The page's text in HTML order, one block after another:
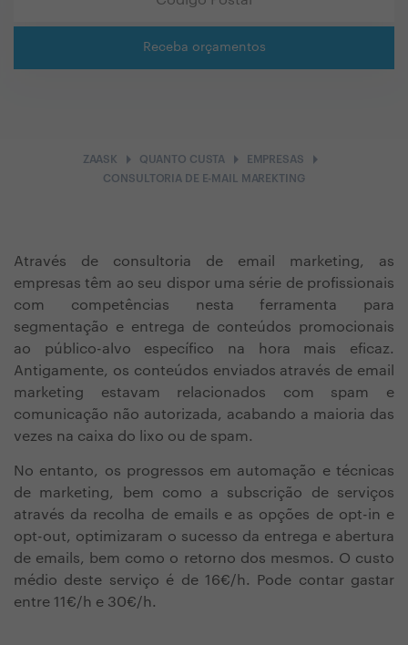
Receba orçamentos
ZAASK arrow_right QUANTO CUSTA arrow_right EMPRESAS arrow_right
CONSULTORIA DE E-MAIL MAREKTING
Através de consultoria de email marketing, as
empresas têm ao seu dispor uma série de profissionais
com competências nesta ferramenta para
segmentação e entrega de conteúdos promocionais
ao público-alvo específico na hora mais eficaz.
Antigamente, os conteúdos enviados através de email
marketing estavam relacionados com spam e
comunicação não autorizada, acabando a maioria das
vezes na caixa do lixo ou de spam.
No entanto, os progressos em automação e técnicas
de marketing, bem como a subscrição de serviços
através da recolha de emails e as opções de opt-in e
opt-out, optimizaram o sucesso da entrega e abertura
de emails, bem como o retorno dos mesmos. O custo
médio deste serviço é de 16€/h. Pode contar gastar
entre 11€/h e 30€/h.